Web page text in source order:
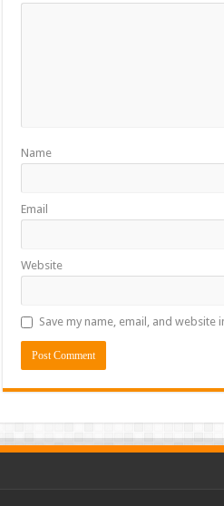
Name
Email
Website
Save my name, email, and